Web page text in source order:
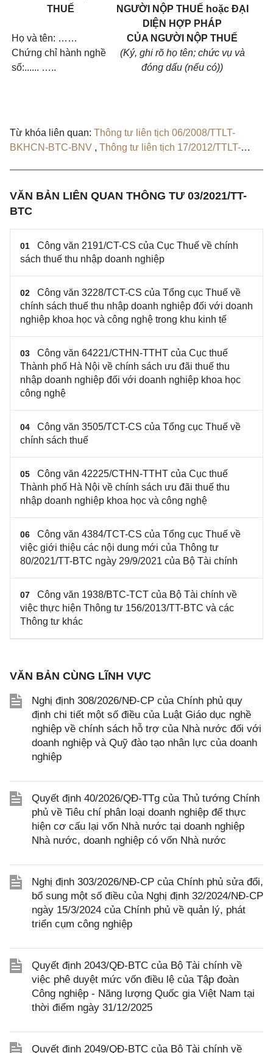
THUẾ
Họ và tên: ……
Chứng chỉ hành nghề
số:...... …..
NGƯỜI NỘP THUẾ hoặc ĐẠI
DIỆN HỢP PHÁP
CỦA NGƯỜI NỘP THUẾ
(Ký, ghi rõ họ tên; chức vụ và
đóng dấu (nếu có))
Từ khóa liên quan: Thông tư liên tịch 06/2008/TTLT-
BKHCN-BTC-BNV , Thông tư liên tịch 17/2012/TTLT-
VĂN BẢN LIÊN QUAN THÔNG TƯ 03/2021/TT-
BTC
01
Công văn 2191/CT-CS của Cục Thuế về chính
sách thuế thu nhập doanh nghiệp
02
Công văn 3228/TCT-CS của Tổng cục Thuế về
chính sách thuế thu nhập doanh nghiệp đối với doanh
nghiệp khoa học và công nghệ trong khu kinh tế
03
Công văn 64221/CTHN-TTHT của Cục thuế
Thành phố Hà Nội về chính sách ưu đãi thuế thu
nhập doanh nghiệp đối với doanh nghiệp khoa học
công nghệ
04
Công văn 3505/TCT-CS của Tổng cục Thuế về
chính sách thuế
05
Công văn 42225/CTHN-TTHT của Cục thuế
Thành phố Hà Nội về chính sách ưu đãi thuế thu
nhập doanh nghiệp khoa học và công nghệ
06
Công văn 4384/TCT-CS của Tổng cục Thuế về
việc giới thiệu các nội dung mới của Thông tư
80/2021/TT-BTC ngày 29/9/2021 của Bộ Tài chính
07
Công văn 1938/BTC-TCT của Bộ Tài chính về
việc thực hiện Thông tư 156/2013/TT-BTC và các
Thông tư khác
VĂN BẢN CÙNG LĨNH VỰC
Nghị định 308/2026/NĐ-CP của Chính phủ quy
định chi tiết một số điều của Luật Giáo dục nghề
nghiệp về chính sách hỗ trợ của Nhà nước đối với
doanh nghiệp và Quỹ đào tạo nhân lực của doanh
nghiệp
Quyết định 40/2026/QĐ-TTg của Thủ tướng Chính
phủ về Tiêu chí phân loại doanh nghiệp để thực
hiện cơ cấu lại vốn Nhà nước tại doanh nghiệp
Nhà nước, doanh nghiệp có vốn Nhà nước
Nghị định 303/2026/NĐ-CP của Chính phủ sửa đổi,
bổ sung một số điều của Nghị định 32/2024/NĐ-CP
ngày 15/3/2024 của Chính phủ về quản lý, phát
triển cụm công nghiệp
Quyết định 2043/QĐ-BTC của Bộ Tài chính về
việc phê duyệt mức vốn điều lệ của Tập đoàn
Công nghiệp - Năng lượng Quốc gia Việt Nam tại
thời điểm ngày 31/12/2025
Quyết định 2049/QĐ-BTC của Bộ Tài chính về